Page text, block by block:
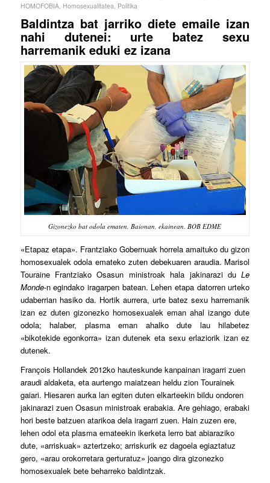
HOMOFOBIA, Homosexualitatea Politika
Baldintza bat jarriko diete emaile izan
nahi dutenei: urte batez sexu
harremanik eduki ez izana
Gizonezko bat odola ematen, Baionan, ekainean. BOB EDME
«Etapaz etapa». Frantziako Gobernuak horrela amaituko du gizon
homosexualek odola emateko zuten debekuaren araudia. Marisol
Touraine Frantziako Osasun ministroak hala jakinarazi duLe
Monde-n egindako iragarpen batean. Lehen etapa datorren urteko
udaberrian hasiko da. Hortik aurrera, urte batez sexu harremanik
izan ez duten gizonezko homosexualek eman ahal izango dute
odola; halaber, plasma eman ahalko dute lau hilabetez
«bikotekide egonkorra» izan dutenek eta sexu erlaziorik izan ez
dutenek.
François Hollandek 2012ko hauteskunde kanpainan iragarri zuen
araudi aldaketa, eta aurtengo maiatzean heldu zion Tourainek
gaiari. Hiesaren aurka lan egiten duten elkarteekin bildu ondoren
jakinarazi zuen Osasun ministroak erabakia. Are gehiago, erabaki
hori beste batzuen atarikoa dela iragarri zuen. Hain zuzen ere,
lehen odol eta plasma emateekin ikerketa lerro bat abiaraziko
dute, «arriskuak» aztertzeko; arriskurik ez dagoela egiaztatuz
gero, «arau orokorretara gerturatuz» joango dira gizonezko
homosexualek bete beharreko baldintzak.